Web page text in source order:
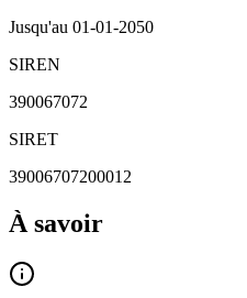
Jusqu'au 01-01-2050
SIREN
390067072
SIRET
39006707200012
À savoir